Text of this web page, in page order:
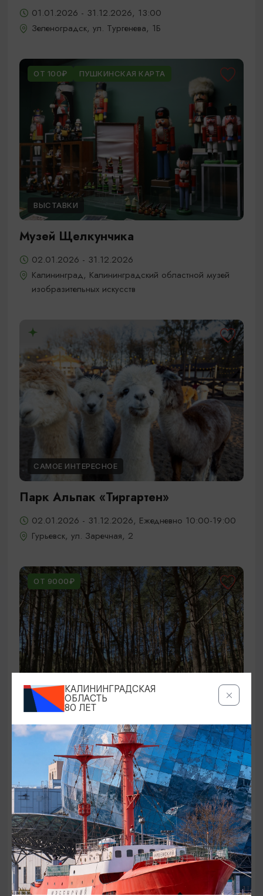
01.01.2026 - 31.12.2026, 13:00
Зеленоградск, ул. Тургенева, 1Б
ОТ 100₽ ПУШКИНСКАЯ КАРТА
ВЫСТАВКИ
Музей Щелкунчика
02.01.2026 - 31.12.2026
Калининград, Калининградский областной музей
изобразительных искусств
САМОЕ ИНТЕРЕСНОЕ
Парк Альпак «Тиргартен»
02.01.2026 - 31.12.2026, Ежедневно 10:00-19:00
Гурьевск, ул. Заречная, 2
ОТ 9000₽
ЭКСКУРСИИ УЧРЕЖДЕНИЙ КУЛЬТУРЫ
Аудиоспектакль «Истории Куршской
косы»
01.02.2026 - 31.12.2026, 13:00
Куршская коса
ОТ 2500₽
КАЛИНИНГРАДСКАЯ
ОБЛАСТЬ
80 ЛЕТ